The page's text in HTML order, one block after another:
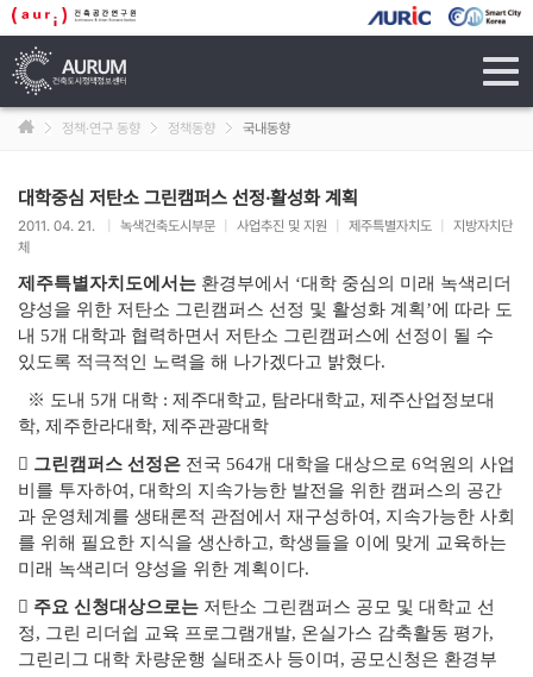
정책·연구 동향 정책동향 국내동향
대학중심 저탄소 그린캠퍼스 선정·활성화 계획
2011. 04. 21. 녹색건축도시부문 사업추진 및 지원 제주특별자치도
지방자치단
체
제주특별자치도에서는 환경부에서 ‘대학 중심의 미래 녹색리더
양성을 위한 저탄소 그린캠퍼스 선정 및 활성화 계획’에 따라 도
내 5개 대학과 협력하면서 저탄소 그린캠퍼스에 선정이 될 수
있도록 적극적인 노력을 해 나가겠다고 밝혔다.
※ 도내 5개 대학 : 제주대학교, 탐라대학교, 제주산업정보대
학, 제주한라대학, 제주관광대학
󰏚 그린캠퍼스 선정은 전국 564개 대학을 대상으로 6억원의 사업
비를 투자하여, 대학의 지속가능한 발전을 위한 캠퍼스의 공간
과 운영체계를 생태론적 관점에서 재구성하여, 지속가능한 사회
를 위해 필요한 지식을 생산하고, 학생들을 이에 맞게 교육하는
미래 녹색리더 양성을 위한 계획이다.
󰏚 주요 신청대상으로는 저탄소 그린캠퍼스 공모 및 대학교 선
정, 그린 리더쉽 교육 프로그램개발, 온실가스 감축활동 평가,
그린리그 대학 차량운행 실태조사 등이며, 공모신청은 환경부